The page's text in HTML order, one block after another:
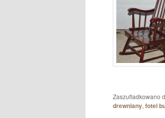
Zaszufladkowano
drewniany, fotel